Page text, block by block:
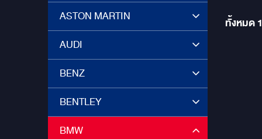
ASTON MARTIN
AUDI
BENZ
BENTLEY
BMW
ทั้งหมด1